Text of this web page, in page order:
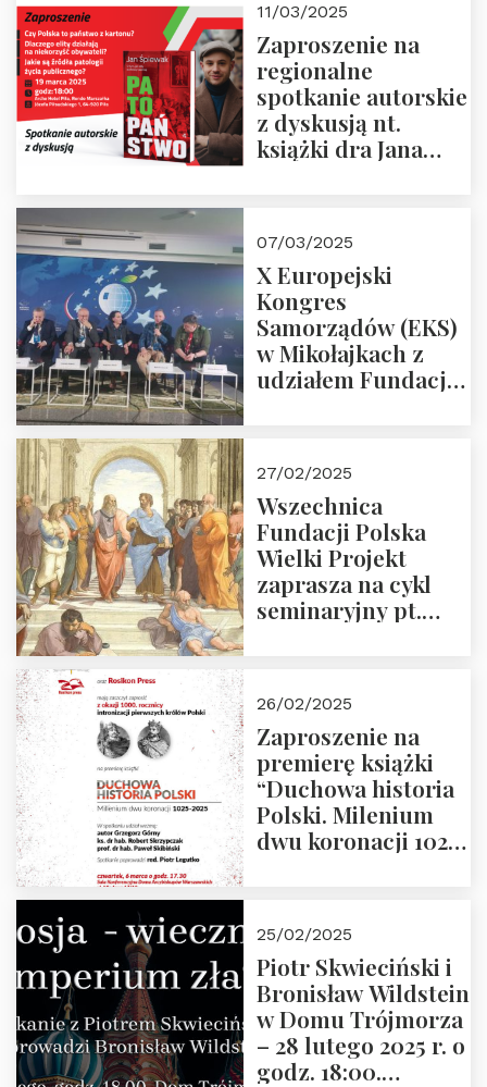
i prof.
Krasnodębski
11/03/2025
Zaproszenie na
regionalne
spotkanie autorskie
z dyskusją nt.
książki dra Jana
07/03/2025
X Europejski
Kongres
Samorządów (EKS)
w Mikołajkach z
udziałem Fundacji
27/02/2025
Wszechnica
Fundacji Polska
Wielki Projekt
zaprasza na cykl
seminaryjny pt.
26/02/2025
Zaproszenie na
premierę książki
“Duchowa historia
Polski. Milenium
dwu koronacji 1025-
2025 r. godz. 17:30,
DAW ul. Miodowa
17/19
25/02/2025
Piotr Skwieciński i
Bronisław Wildstein
w Domu Trójmorza
– 28 lutego 2025 r. o
godz. 18:00.